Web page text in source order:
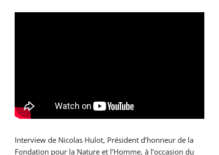
Interview de Nicolas Hulot, Président d’honneur de la
Fondation pour la Nature et l’Homme, à l’occasion du